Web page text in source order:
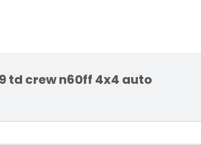
td crew n60ff 4x4 auto